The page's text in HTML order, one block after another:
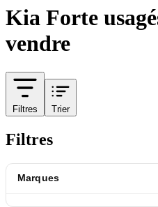
Kia Forte
vendre
Filtres Trier
Filtres
Marques